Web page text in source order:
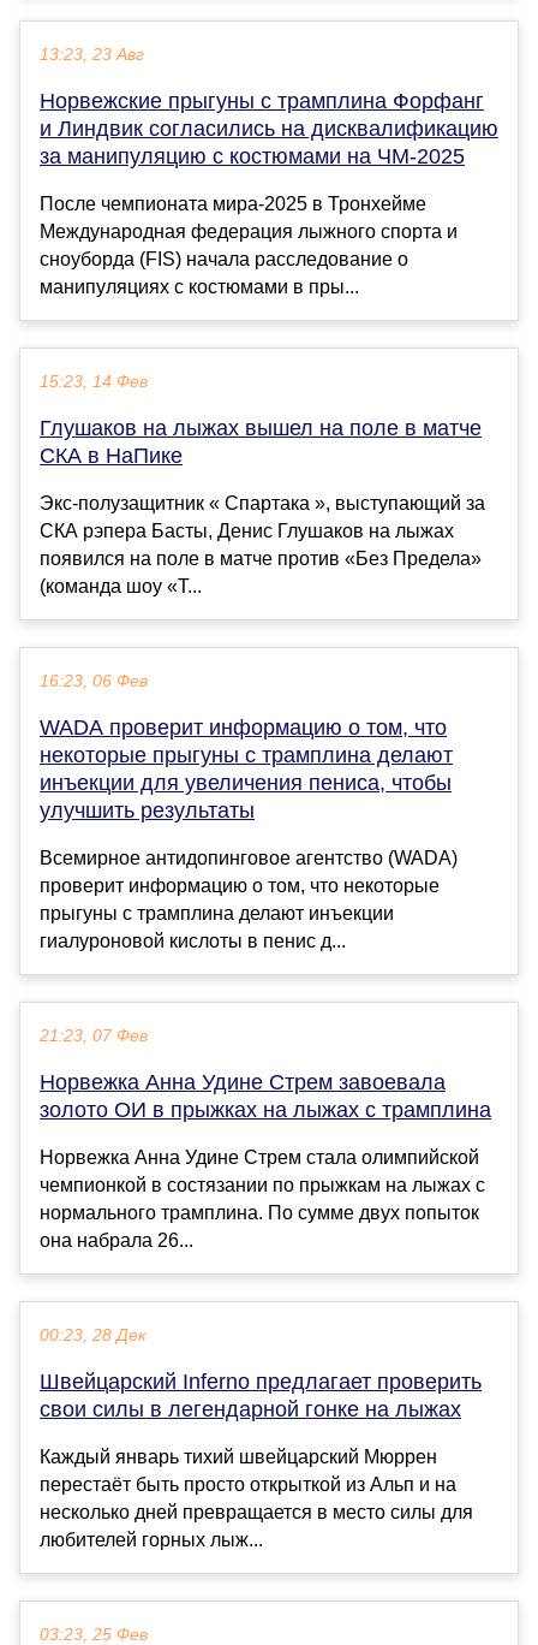
13:23, 23 Авг
Норвежские прыгуны с трамплина Форфанг
и Линдвик согласились на дисквалификацию
за манипуляцию с костюмами на ЧМ-2025
После чемпионата мира-2025 в Тронхейме
Международная федерация лыжного спорта и
сноуборда (FIS) начала расследование о
манипуляциях с костюмами в пры...
15:23, 14 Фев
Глушаков на лыжах вышел на поле в матче
СКА в НаПике
Экс-полузащитник « Спартака », выступающий за
СКА рэпера Басты, Денис Глушаков на лыжах
появился на поле в матче против «Без Предела»
(команда шоу «Т...
16:23, 06 Фев
WADA проверит информацию о том, что
некоторые прыгуны с трамплина делают
инъекции для увеличения пениса, чтобы
улучшить результаты
Всемирное антидопинговое агентство (WADA)
проверит информацию о том, что некоторые
прыгуны с трамплина делают инъекции
гиалуроновой кислоты в пенис д...
21:23, 07 Фев
Норвежка Анна Удине Стрем завоевала
золото ОИ в прыжках на лыжах с трамплина
Норвежка Анна Удине Стрем стала олимпийской
чемпионкой в состязании по прыжкам на лыжах с
нормального трамплина. По сумме двух попыток
она набрала 26...
00:23, 28 Дек
Швейцарский Inferno предлагает проверить
свои силы в легендарной гонке на лыжах
Каждый январь тихий швейцарский Мюррен
перестаёт быть просто открыткой из Альп и на
несколько дней превращается в место силы для
любителей горных лыж...
03:23, 25 Фев